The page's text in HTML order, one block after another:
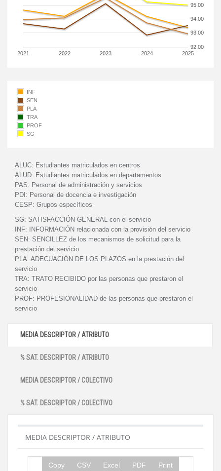
2021 2022 2023 2024 2025
92.00
93.00
94.00
95.00
INF
SEN
PLA
TRA
PROF
SG
ALUC: Estudiantes matriculados en centros
ALUD: Estudiantes matriculados en departamentos
PAS: Personal de administración y servicios
PDI: Personal de docencia e investigación
CESP: Grupos específicos
SG: SATISFACCIÓN GENERAL con el servicio
INF:
INFORMACIÓN relacionada con la provisión del servicio
SEN: SENCILLEZ de los mecanismos de solicitud para la
prestación del servicio
PLA: ADECUACIÓN DE LOS PLAZOS en la prestación del
servicio
TRA: TRATO RECIBIDO por las personas que prestaron el
servicio
PROF: PROFESIONALIDAD de las personas que prestaron el
servicio
MEDIA DESCRIPTOR / ATRIBUTO
% SAT. DESCRIPTOR / ATRIBUTO
MEDIA DESCRIPTOR / COLECTIVO
% SAT. DESCRIPTOR / COLECTIVO
MEDIA DESCRIPTOR / ATRIBUTO
Copy CSV Excel PDF Print